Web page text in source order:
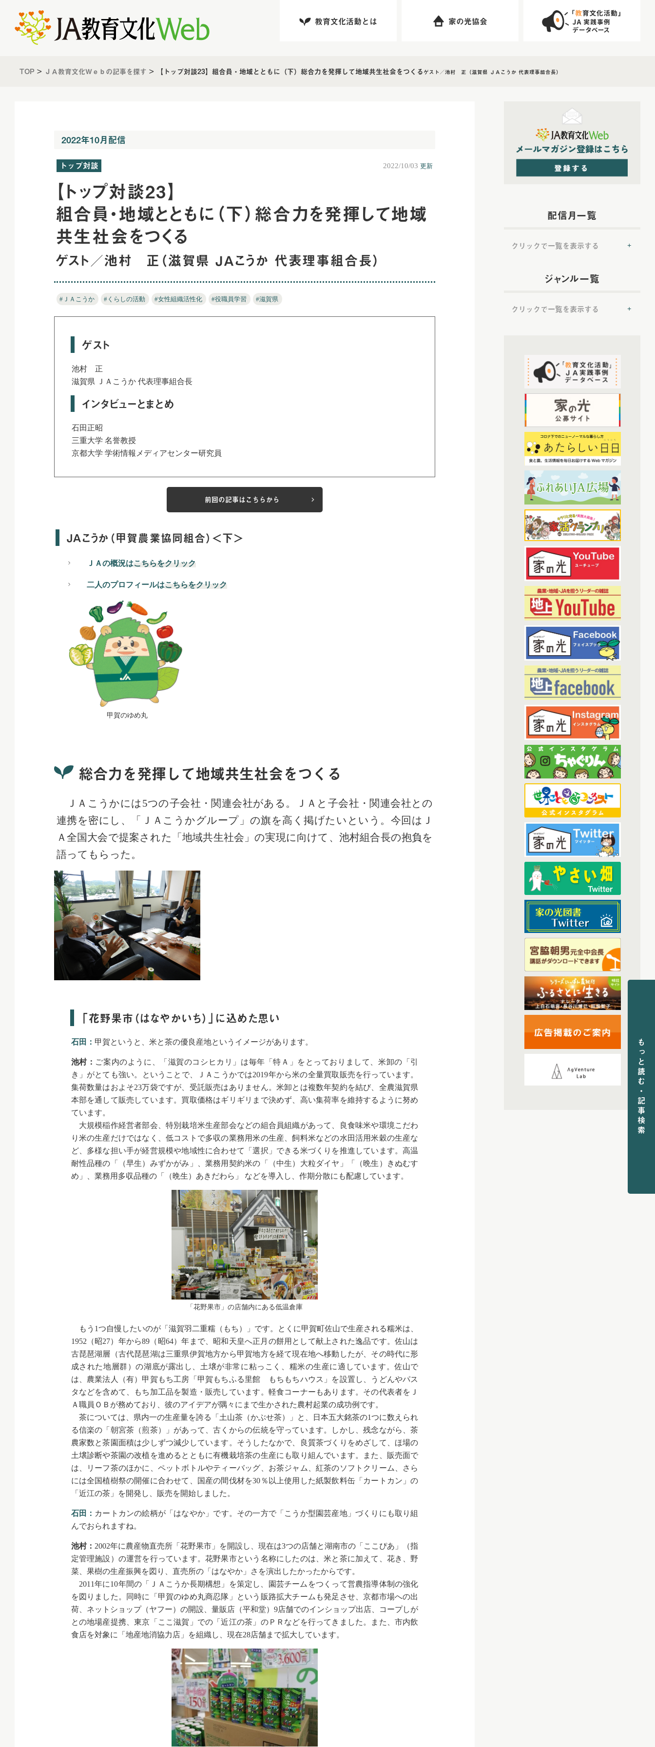
教育文化活動とは 家の光協会
TOP > ＪＡ教育文化Ｗｅｂの記事を探す > 【トップ対談23】 組合員・地域とともに（下） 総合力を発揮して地域共生社会をつくるゲスト／池村 正（滋賀県 ＪＡこうか 代表理事組合長）
2022年10月配信
トップ対談 2022/10/03更新
【トップ対談23】
組合員・地域とともに（下） 総合力を発揮して地域
共生社会をつくる
ゲスト／池村 正（滋賀県 ＪＡこうか 代表理事組合長）
#ＪＡこうか #くらしの活動 #女性組織活性化 #役職員学習 #滋賀県
ゲスト
池村 正
滋賀県 ＪＡこうか 代表理事組合長
インタビューとまとめ
石田正昭
三重大学 名誉教授
京都大学 学術情報メディアセンター研究員
前回の記事はこちらから
ＪＡこうか（甲賀農業協同組合）＜下＞
ＪＡの概況はこちらをクリック
二人のプロフィールはこちらをクリック
甲賀のゆめ丸
総合力を発揮して地域共生社会をつくる
ＪＡこうかには5つの子会社・関連会社がある。ＪＡと子会社・関連会社との
連携を密にし、「ＪＡこうかグループ」の旗を高く掲げたいという。今回はＪ
Ａ全国大会で提案された「地域共生社会」の実現に向けて、池村組合長の抱負を
語ってもらった。
「花野果市（はなやかいち）」に込めた思い
石田： 甲賀というと、米と茶の優良産地というイメージがあります。
池村： ご案内のように、「滋賀のコシヒカリ」は毎年「特Ａ」をとっておりまして、米卸の「引
き」がとても強い。ということで、ＪＡこうかでは2019年から米の全量買取販売を行っています。
集荷数量はおよそ23万袋ですが、受託販売はありません。米卸とは複数年契約を結び、全農滋賀県
本部を通して販売しています。買取価格はギリギリまで決めず、高い集荷率を維持するように努め
ています。
大規模稲作経営者部会、特別栽培米生産部会などの組合員組織があって、良食味米や環境こだわ
り米の生産だけではなく、低コストで多収の業務用米の生産、飼料米などの水田活用米穀の生産な
ど、多様な担い手が経営規模や地域性に合わせて「選択」できる米づくりを推進しています。高温
耐性品種の「（早生）みずかがみ」、業務用契約米の「（中生）大粒ダイヤ」「（晩生）きぬむす
め」、業務用多収品種の「（晩生）あきだわら」 などを導入し、作期分散にも配慮しています。
「花野果市」の店舗内にある低温倉庫
もう1つ自慢したいのが「滋賀羽二重糯（もち）」です。とくに甲賀町佐山で生産される糯米は、
1952（昭27）年から89（昭64）年まで、昭和天皇へ正月の餅用として献上された逸品です。佐山は
古琵琶湖層（古代琵琶湖は三重県伊賀地方から甲賀地方を経て現在地へ移動したが、その時代に形
成された地層群）の湖底が露出し、土壌が非常に粘っこく、糯米の生産に適しています。佐山で
は、農業法人（有）甲賀もち工房「甲賀もちふる里館 もちもちハウス」を設置し、うどんやパス
タなどを含めて、もち加工品を製造・販売しています。軽食コーナーもあります。その代表者をＪ
Ａ職員ＯＢが務めており、彼のアイデアが隅々にまで生かされた農村起業の成功例です。
茶については、県内一の生産量を誇る「土山茶（かぶせ茶）」と、日本五大銘茶の1つに数えられ
る信楽の「朝宮茶（煎茶）」があって、古くからの伝統を守っています。しかし、残念ながら、茶
農家数と茶園面積は少しずつ減少しています。そうしたなかで、良質茶づくりをめざして、ほ場の
土壌診断や茶園の改植を進めるとともに有機栽培茶の生産にも取り組んでいます。また、販売面で
は、リーフ茶のほかに、ペットボトルやティーバッグ、お茶ジャム、紅茶のソフトクリーム、さら
には全国植樹祭の開催に合わせて、国産の間伐材を30％以上使用した紙製飲料缶「カートカン」の
「近江の茶」を開発し、販売を開始しました。
石田： カートカンの絵柄が「はなやか」です。その一方で「こうか型園芸産地」づくりにも取り組
んでおられますね。
池村： 2002年に農産物直売所「花野果市」を開設し、現在は3つの店舗と湖南市の「ここぴあ」（指
定管理施設）の運営を行っています。花野果市という名称にしたのは、米と茶に加えて、花き、野
菜、果樹の生産振興を図り、直売所の「はなやか」さを演出したかったからです。
2011年に10年間の「ＪＡこうか長期構想」を策定し、園芸チームをつくって営農指導体制の強化
を図りました。同時に「甲賀のゆめ丸商忍隊」という販路拡大チームも発足させ、京都市場への出
荷、ネットショップ（ヤフー）の開設、量販店（平和堂）9店舗でのインショップ出店、コープしが
との地場産提携、東京「ここ滋賀」での「近江の茶」のＰＲなどを行ってきました。また、市内飲
食店を対象に「地産地消協力店」を組織し、現在28店舗まで拡大しています。
配信月一覧
クリックで一覧を表示する
2022年5月配信(6)
2022年7月配信(8)
2022年11月配信(6)
2022年12月配信(6)
2023年配信 (72)
2023年1月配信(6)
2023年2月配信 (7)
2023年3月配信(6)
2023年4月配信(6)
2023年5月配信(6)
2023年6月配信(5)
2023年7月配信(6)
2023年8月配信(6)
2023年9月配信(6)
2023年10月配信(6)
2023年11月配信
2023年12月配信(6)
2024年配信 (70)
2024年1月配信 (6)
2024年2月配信(7)
2024年3月配信(6)
2024年4月配信(6)
2024年5月配信 (6)
2024年6月配信(5)
2024年7月配信 (6)
2024年8月配信(6)
2024年9月配信 (6)
2024年10月配信(6)
2024年11月配信(5)
2024年12月配信(5)
2025年配信(68)
2025年11月配信(6)
2025年12月配信(5)
2025年8月配信
2025年9月配信 (6)
2025年1月配信(6)
2025年2月配信(6)
2025年3月配信(4)
2025年4月配信(6)
2025年5月配信(6)
2025年7月配信(6)
2025年10月配信(6)
2026年3月配信 (5)
ジャンル一覧
クリックで一覧を表示する
トップ対談
ＪＡ実践事例紹介(37)
教育文化プランナー (19)
協同の歴史の瞬間(52)
農業・食料ほんとうの話(52)
わたしと協同組合(3)
開催報告 (38)
あなたの声をお寄せください(1)
その他(1)
アーカイブ(7)
現代に語り継ぐ賀川豊彦とハル
トップ対談アーカイブ(1)
もっと読む・記事検索